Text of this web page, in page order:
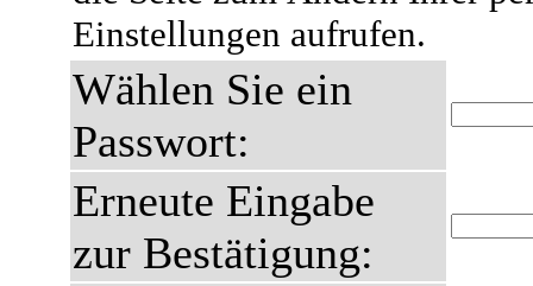
Einstellungen aufrufen.
Wählen Sie ein
Passwort:
Erneute Eingabe
zur Bestätigung: